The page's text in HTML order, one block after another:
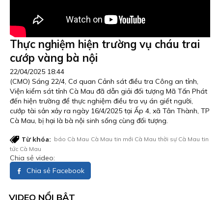
Thực nghiệm hiện trường vụ cháu trai
cướp vàng bà nội
22/04/2025 18:44
(CMO) Sáng 22/4, Cơ quan Cảnh sát điều tra Công an tỉnh,
Viện kiểm sát tỉnh Cà Mau đã dẫn giải đối tượng Mã Tấn Phát
đến hiện trường để thực nghiệm điều tra vụ án giết người,
cướp tài sản xảy ra ngày 16/4/2025 tại Ấp 4, xã Tân Thành, TP
Cà Mau, bị hại là bà nội sinh sống cùng đối tượng.
Từ khóa: báo Cà Mau Cà Mau tin mới Cà Mau thời sự Cà Mau tin
tức Cà Mau
Chia sẻ video:
Chia sẻ Facebook
VIDEO NỔI BẬT